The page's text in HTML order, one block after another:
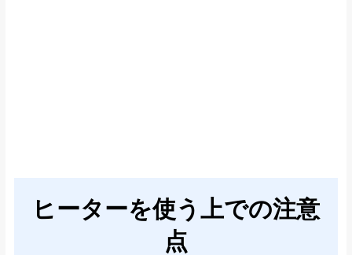
ヒーターを使う上での注意
点